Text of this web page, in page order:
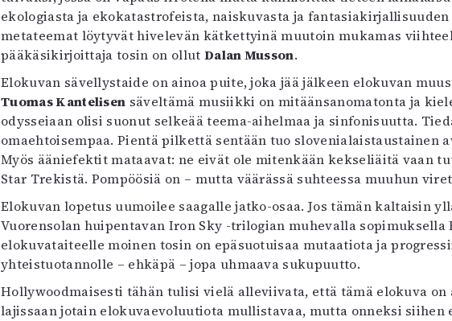
ekologiasta ja ekokatastrofeista, naiskuvasta ja
metateemat löytyvät hivelevän kätkettyinä muutoin mukamas
pääkäsikirjoittaja tosin on ollut Dalan Musson.
Elokuvan sävellystaide on ainoa puite, joka jää jälkeen elokuvan
Tuomas Kantelisen säveltämä musiikki on mitäänsanomatonta ja
odysseiaan olisi suonut selkeää teema-aihelmaa ja sinfonisuutta.
omaehtoisempaa. Pientä pilkettä sentään tuo slovenialaistaustainen
Myös ääniefektit mataavat: ne eivät ole mitenkään kekseliäitä vaan
Star Trekistä. Pompöösiä on – mutta väärässä suhteessa muuhun
Elokuvan lopetus uumoilee saagalle jatko-osaa. Jos tämän kaltaisin
Vuorensolan huipentavan Iron Sky -trilogian muhevalla
elokuvataiteelle moinen tosin on epäsuotuisaa mutaatiota ja
yhteistuotannolle – ehkäpä – jopa uhmaava sukupuutto.
Hollywoodmaisesti tähän tulisi vielä alleviivata, että tämä elokuva
lajissaan jotain elokuvaevoluutiota mullistavaa, mutta onneksi siihen